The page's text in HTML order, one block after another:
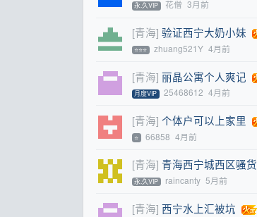
永.久VIP 花僧 3月前
[青海] 验证西宁大奶小妹
⭐⭐⭐ zhuang521Y 4月前
[青海] 丽晶公寓个人爽记
月度VIP 25468612 4月前
[青海] 个体户可以上家里
⭐ 66858 4月前
[青海] 青海西宁城西区骚货
永.久VIP raincanty 5月前
[青海] 西宁水上汇被坑